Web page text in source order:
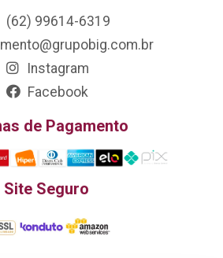
(62) 99614-6319
Instagram
Facebook
de Pagamento
Site Seguro